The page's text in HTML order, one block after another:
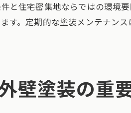
外壁塗装タイミングの見極め方
外壁塗装に適したタイミングを判
適切な外壁塗装で長持ちさせる秘
外壁塗装時期の目安と実際の体験
と住宅密集地ならではの環境
す。定期的な塗装メンテナン
壁塗装の重